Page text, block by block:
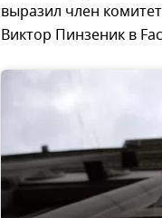
выразил член
Виктор Пинзеник в